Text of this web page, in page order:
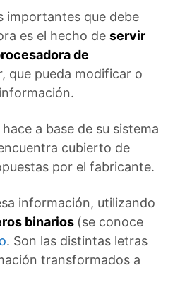
importantes que debe
es el hecho de servir
de
que pueda modificar o
a base de su sistema
cubierto de
por el fabricante.
información, utilizando
binarios (se conoce
. Son las distintas letras
transformados a